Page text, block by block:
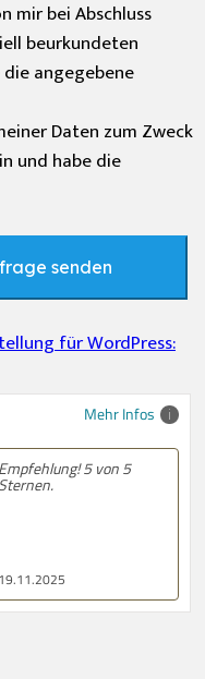
mir bei Abschluss
beurkundeten
angegebene
Daten zum Zweck
und habe die
senden
für WordPress:
Mehr Infos
19.11.2025
Empfehlung! 5 von 5
Sternen.